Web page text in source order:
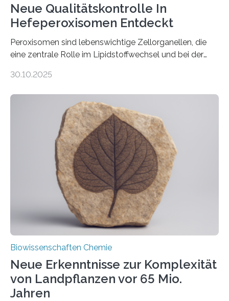
Neue Qualitätskontrolle In
Hefeperoxisomen Entdeckt
Peroxisomen sind lebenswichtige Zellorganellen, die
eine zentrale Rolle im Lipidstoffwechsel und bei der
erfüllen können, müssen zahlreiche Enzyme präzise in
der Ruhr-Universität Bochum um Prof. Dr. Ralf Erdmann
und Dr. Ismaila Francis Yusuf hat nun einen bislang
unbekannten Qualitätskontrollmechanismus des
peroxisomalen Proteintransports in der Bäckerhefe
Saccharomyces cerevisiae entdeckt, der für die
Funktionsfähigkeit der Organellen entscheidend ist. Die
Studie wurde am 28. Oktober 2025 in der
Fachzeitschrift…
30.10.2025
Biowissenschaften Chemie
Neue Erkenntnisse zur Komplexität
von Landpflanzen vor 65 Mio.
Jahren